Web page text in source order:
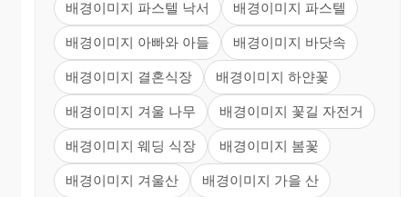
배경이미지 파스텔 낙서 배경이미지 파스텔
배경이미지 아빠와 아들 배경이미지 바닷속
배경이미지 결혼식장 배경이미지 하얀꽃
배경이미지 겨울 나무 배경이미지 꽃길 자전거
배경이미지 웨딩 식장 배경이미지 봄꽃
배경이미지 겨울산 배경이미지 가을 산